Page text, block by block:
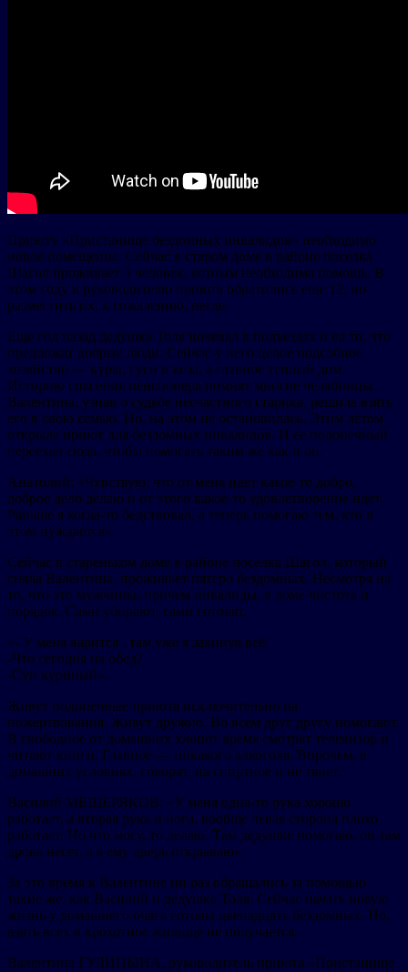
Приюту «Пристанище бездомных инвалидов» необходимо
новое помещение. Сейчас в старом доме в районе поселка
Шагол проживает 5 человек, котоым необходима помощь. В
этом году к руководителю приюта обратились еще 12, но
разместить их, к сожалению, негде.
Еще год назад дедушка Толя ночевал в подъездах и ел то, что
предложат добрые люди. Сейчас у него целое подсобное
хозяйство — куры, гуси и коза, а главное теплый дом.
Историю спасения пенсионера помнят многие челябинцы.
Валентина, узнав о судьбе несчастного старика, решила взять
его в свою семью. Но, на этом не остановилась. Этим летом
открыла приют для бездомных инвалидов. И ее подопечный
переехал сюда, чтобы помогать таким же как и он.
Анатолий: «Чувствую, что от меня идет какое-то добро,
доброе дело делаю и от этого какое-то удовлетворение идет.
Раньше я когда-то бедствовал, а теперь помогаю тем, кто в
этом нуждается».
Сейчас в стареньком доме в районе поселка Шагол, который
сняла Валентина, проживает пятеро бездомных. Несмотря на
то, что это мужчины, причем инвалиды, в доме чистота и
порядок. Сами убирают, сами готовят.
«- У меня варится , там уже я закинул всё.
-Что сегодня на обед?
-Суп куриный».
Живут подопечные приюта исключительно на
пожертвования. Живут дружно. Во всем друг другу помогают.
В свободное от домашних хлопот время смотрят телевизор и
читают книги. Главное — никакого алкоголя. Впрочем, в
домашних условиях, говорят, на спиртное и не тянет.
Василий МЕЩЕРЯКОВ: «У меня одна-то рука хорошо
работает, а вторая рука и нога, вообще левая сторона плохо
работает. Но что могу, то делаю. Там дедушке помогаю, он там
дрова несет, а я ему дверь открываю».
За это время к Валентине ни раз обращались за помощью
такие же, как Василий и дедушка Толя. Сейчас начать новую
жизнь у домашнего очага готовы двенадцать бездомных. Но,
взять всех в крохотное жилище не получается.
Валентина ГУЛИЦЫНА, руководитель приюта «Пристанище